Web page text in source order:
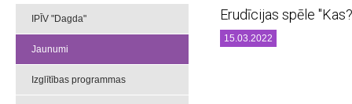
IPĪV "Dagda"
Jaunumi
Izglītības programmas
Erudīcijas spēle
15.03.2022